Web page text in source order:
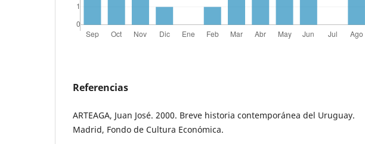
Referencias
ARTEAGA, Juan José. 2000. Breve historia contemporánea del Uruguay.
Madrid, Fondo de Cultura Económica.